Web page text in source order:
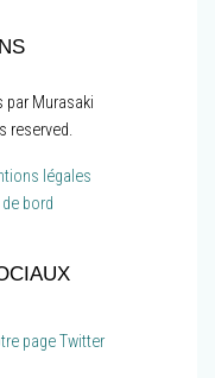
par Murasaki
reserved.
légales
bord